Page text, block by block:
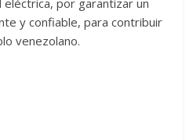
por garantizar un
y confiable, para contribuir
venezolano.